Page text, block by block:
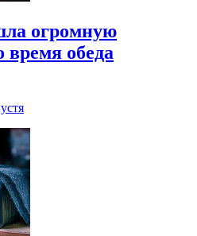
огромную
обеда